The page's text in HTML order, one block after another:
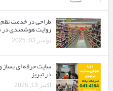
طراحی در خدمت
روایت هوشمندی در
نوامبر 03, 2025
سایت حرفه ‌ای
در تبریز
اکتبر 13, 2025